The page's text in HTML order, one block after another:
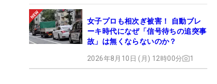
女子プロも相次ぎ被害！ 自動ブレ
ーキ時代になぜ「信号待ちの追突事
故」は無くならないのか？
2026年8月10日 (月) 12時00分 1